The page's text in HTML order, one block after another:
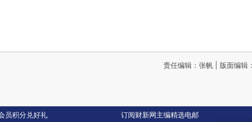
责任编辑：张帆 | 版面编辑
员积分兑好礼 订阅财新网主编精选电邮